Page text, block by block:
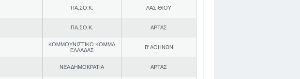
ΠΑ.ΣΟ.Κ. ΛΑΣΙΘΙΟΥ
ΠΑ.ΣΟ.Κ. ΑΡΤΑΣ
ΚΟΜΜΟΥΝΙΣΤΙΚΟ ΚΟΜΜΑ
ΕΛΛΑΔΑΣ
Β' ΑΘΗΝΩΝ
ΝΕΑ ΔΗΜΟΚΡΑΤΙΑ ΑΡΤΑΣ